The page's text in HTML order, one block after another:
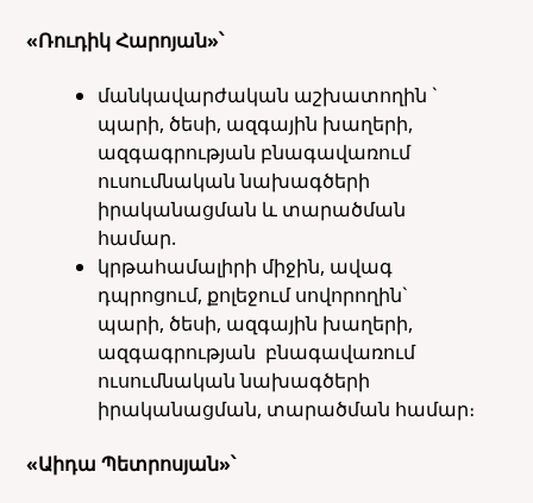
«Ռուդիկ Հարոյան»՝
մանկավարժական աշխատողին `
պարի, ծեսի, ազգային խաղերի,
ազգագրության բնագավառում
ուսումնական նախագծերի
իրականացման և տարածման
համար.
կրթահամալիրի միջին, ավագ
դպրոցում, քոլեջում սովորողին`
պարի, ծեսի, ազգային խաղերի,
ազգագրության բնագավառում
ուսումնական նախագծերի
իրականացման, տարածման համար։
«Աիդա Պետրոսյան»՝